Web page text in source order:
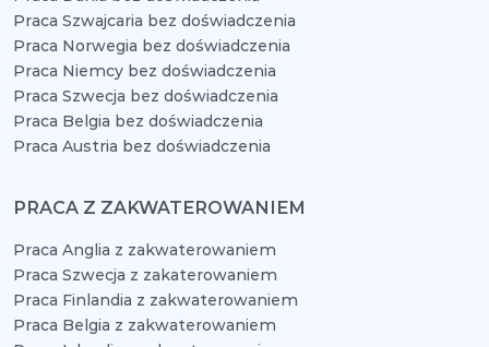
Praca Szwajcaria bez doświadczenia
Praca Norwegia bez doświadczenia
Praca Niemcy bez doświadczenia
Praca Szwecja bez doświadczenia
Praca Belgia bez doświadczenia
Praca Austria bez doświadczenia
PRACA Z ZAKWATEROWANIEM
Praca Anglia z zakwaterowaniem
Praca Szwecja z zakaterowaniem
Praca Finlandia z zakwaterowaniem
Praca Belgia z zakwaterowaniem